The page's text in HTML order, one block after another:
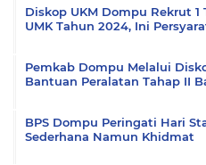
Diskop UKM Dompu Rekrut 1
UMK Tahun 2024, Ini
Pemkab Dompu Melalui
Bantuan Peralatan Tahap II
BPS Dompu Peringati Hari
Sederhana Namun Khidmat